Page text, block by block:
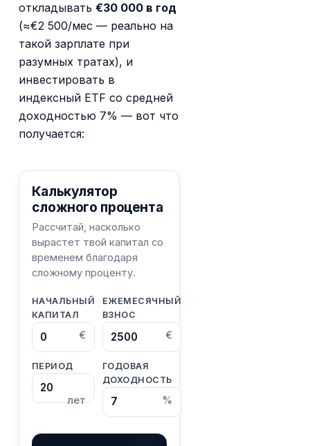
откладывать€30 000 в год
(≈€2 500/мес — реально на
такой зарплате при
разумных тратах), и
инвестировать в
индексный ETF со средней
доходностью 7% — вот что
получается:
Калькулятор
сложного процента
Рассчитай, насколько
вырастет твой капитал со
временем благодаря
сложному проценту.
НАЧАЛЬНЫЙ
КАПИТАЛ
€
ЕЖЕМЕСЯЧНЫЙ
ВЗНОС
€
ПЕРИОД
лет
ГОДОВАЯ
ДОХОДНОСТЬ
%